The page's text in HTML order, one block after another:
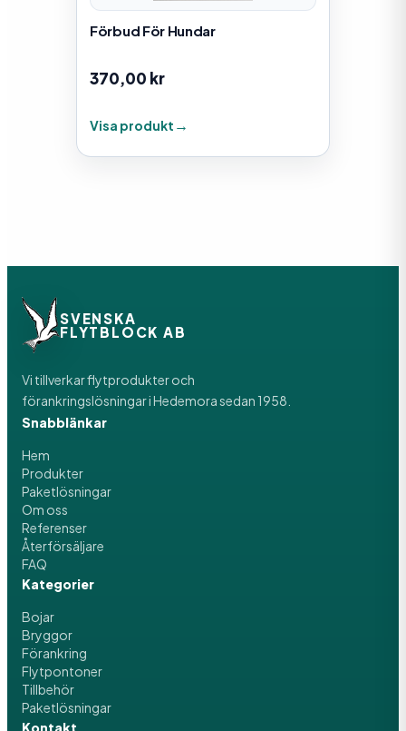
Förbud För Hundar
370,00 kr
Visa produkt
SVENSKA
FLYTBLOCK AB
Vi tillverkar flytprodukter och
förankringslösningar i Hedemora sedan 1958.
Snabblänkar
Hem
Produkter
Paketlösningar
Om oss
Referenser
Återförsäljare
FAQ
Kategorier
Bojar
Bryggor
Förankring
Flytpontoner
Tillbehör
Paketlösningar
Kontakt